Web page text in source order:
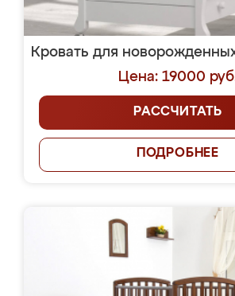
Кровать для
Цена: 19000
РАССЧИТАТЬ
ПОДРОБНЕЕ